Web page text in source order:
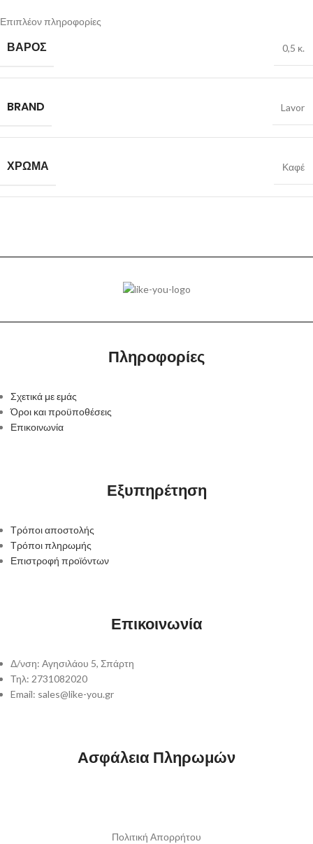
3 Εσωτερικές θέσεις.
Εσωτερική τσέπη για τα κέρματα.
Διαθέτει προστασία καρτών RFID.
Διαθέσιμο σε κουτί δώρου
Διαστάσεις: Υ 9,5 x Μ 13 εκ.
Επιπλέον πληροφορίες
ΒΆΡΟΣ 0,5 κ.
BRAND Lavor
ΧΡΏΜΑ Καφέ
Πληροφορίες
Σχετικά με εμάς
Όροι και προϋποθέσεις
Επικοινωνία
Εξυπηρέτηση
Τρόποι αποστολής
Τρόποι πληρωμής
Επιστροφή προϊόντων
Επικοινωνία
Δ/νση: Αγησιλάου 5, Σπάρτη
Τηλ: 2731082020
Email: sales@like-you.gr
Ασφάλεια Πληρωμών
Πολιτική Απορρήτου